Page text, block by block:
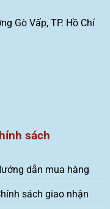
Gò Vấp, TP. Hồ Chí
sách
dẫn mua hàng
sách giao nhận